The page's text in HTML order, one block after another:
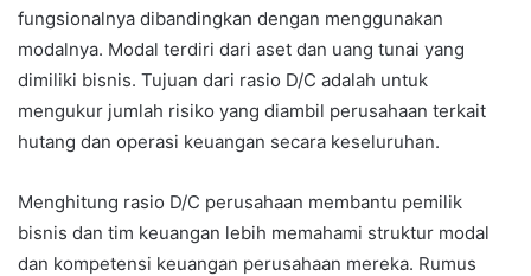
fungsionalnya dibandingkan dengan menggunakan
modalnya. Modal terdiri dari aset dan uang tunai yang
dimiliki bisnis. Tujuan dari rasio D/C adalah untuk
mengukur jumlah risiko yang diambil perusahaan terkait
hutang dan operasi keuangan secara keseluruhan.
Menghitung rasio D/C perusahaan membantu pemilik
bisnis dan tim keuangan lebih memahami struktur modal
dan kompetensi keuangan perusahaan mereka. Rumus